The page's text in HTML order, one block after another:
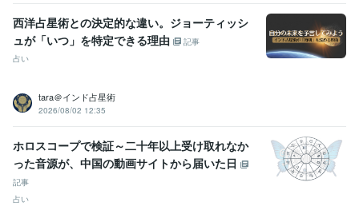
西洋占星術との決定的な違い。ジョーティッシ
ュが「いつ」を特定できる理由
記事
占い
tara＠インド占星術
2026/08/02 12:35
ホロスコープで検証～二十年以上受け取れなか
った音源が、中国の動画サイトから届いた日
記事
占い